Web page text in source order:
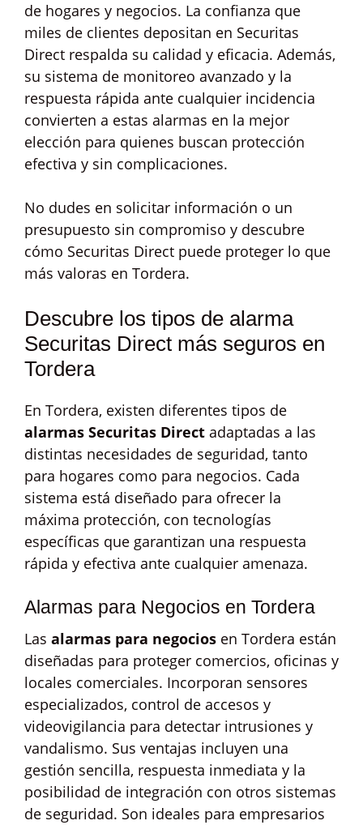
de hogares y negocios. La confianza que
miles de clientes depositan en Securitas
Direct respalda su calidad y eficacia. Además,
su sistema de monitoreo avanzado y la
respuesta rápida ante cualquier incidencia
convierten a estas alarmas en la mejor
elección para quienes buscan protección
efectiva y sin complicaciones.
No dudes en solicitar información o un
presupuesto sin compromiso y descubre
cómo Securitas Direct puede proteger lo que
más valoras en Tordera.
Descubre los tipos de alarma
Securitas Direct más seguros en
Tordera
En Tordera, existen diferentes tipos de
alarmas Securitas Direct adaptadas a las
distintas necesidades de seguridad, tanto
para hogares como para negocios. Cada
sistema está diseñado para ofrecer la
máxima protección, con tecnologías
específicas que garantizan una respuesta
rápida y efectiva ante cualquier amenaza.
Alarmas para Negocios en Tordera
Las alarmas para negocios en Tordera están
diseñadas para proteger comercios, oficinas y
locales comerciales. Incorporan sensores
especializados, control de accesos y
videovigilancia para detectar intrusiones y
vandalismo. Sus ventajas incluyen una
gestión sencilla, respuesta inmediata y la
posibilidad de integración con otros sistemas
de seguridad. Son ideales para empresarios